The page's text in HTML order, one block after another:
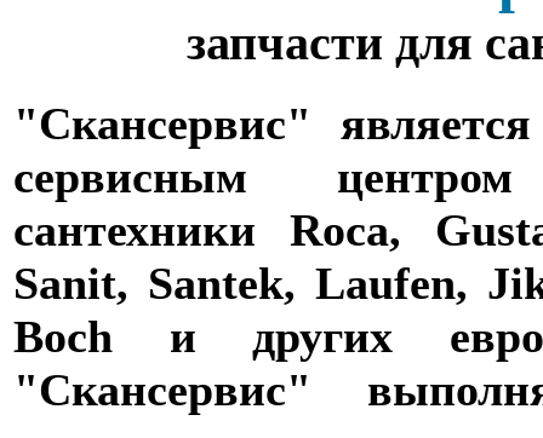
запчасти для
"Скансервис"
сервисным
сантехники Roca,
Sanit, Santek, Laufen,
Boch и других
"Скансервис"